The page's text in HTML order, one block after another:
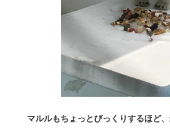
マルルもちょっとびっくりするほど、